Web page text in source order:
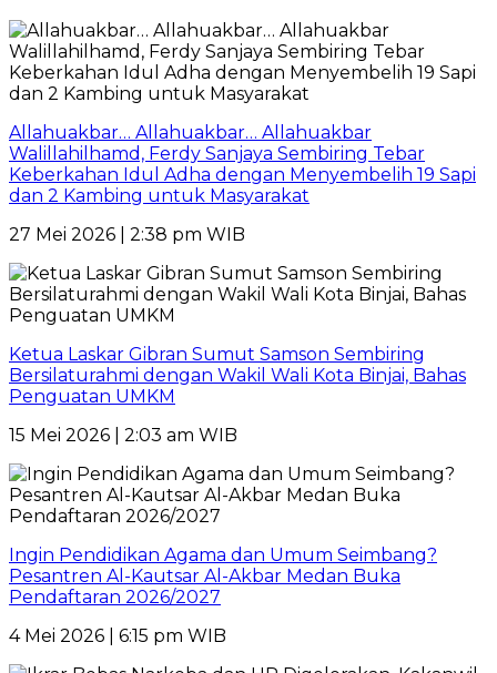
Allahuakbar… Allahuakbar… Allahuakbar
Walillahilhamd, Ferdy Sanjaya Sembiring Tebar
Keberkahan Idul Adha dengan Menyembelih 19 Sapi
dan 2 Kambing untuk Masyarakat
27 Mei 2026 | 2:38 pm WIB
Ketua Laskar Gibran Sumut Samson Sembiring
Bersilaturahmi dengan Wakil Wali Kota Binjai, Bahas
Penguatan UMKM
15 Mei 2026 | 2:03 am WIB
Ingin Pendidikan Agama dan Umum Seimbang?
Pesantren Al-Kautsar Al-Akbar Medan Buka
Pendaftaran 2026/2027
4 Mei 2026 | 6:15 pm WIB